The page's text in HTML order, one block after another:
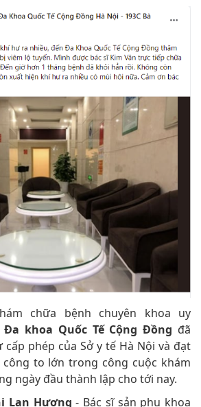
chữa bệnh chuyên khoa uy
khoa Quốc Tế Cộng Đồng đã
phép của Sở y tế Hà Nội và đạt
to lớn trong công cuộc khám
ngày đầu thành lập cho tới nay.
Lan Hương - Bác sĩ sản phụ khoa